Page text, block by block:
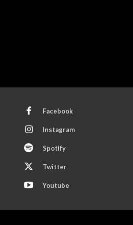
Facebook
Instagram
Spotify
Twitter
Youtube